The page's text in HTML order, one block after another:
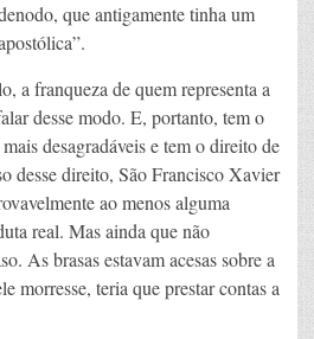
que antigamente tinha um
a franqueza de quem representa a
desse modo. E, portanto, tem o
desagradáveis e tem o direito de
desse direito, São Francisco Xavier
ao menos alguma
real. Mas ainda que não
As brasas estavam acesas sobre a
morresse, teria que prestar contas a